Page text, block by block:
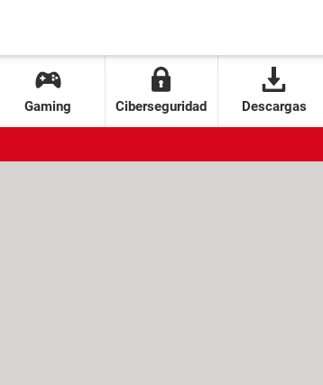
Gaming Ciberseguridad Descargas